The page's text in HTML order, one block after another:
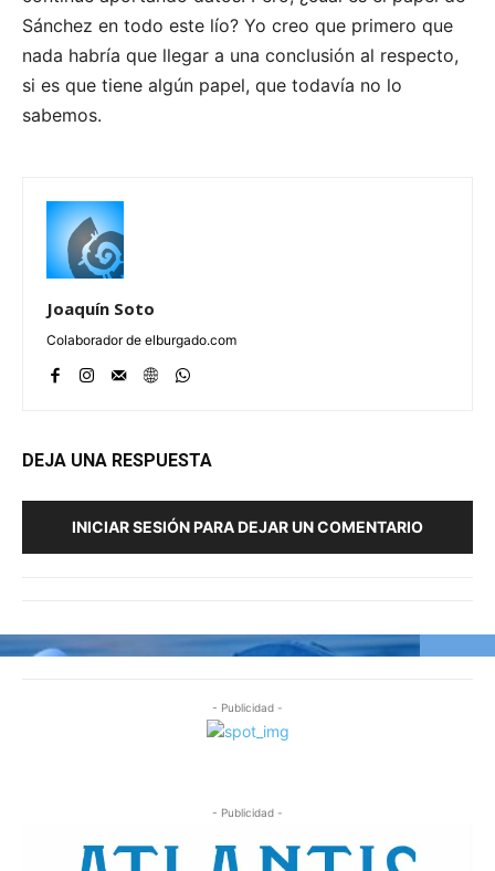
Sánchez en todo este lío? Yo creo que primero que
nada habría que llegar a una conclusión al respecto,
si es que tiene algún papel, que todavía no lo
sabemos.
Joaquín Soto
Colaborador de elburgado.com
DEJA UNA RESPUESTA
INICIAR SESIÓN PARA DEJAR UN COMENTARIO
- Publicidad -
- Publicidad -